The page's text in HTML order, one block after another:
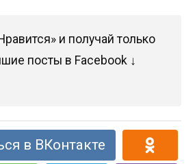
и получай только
посты в Facebook ↓
в ВКонтакте